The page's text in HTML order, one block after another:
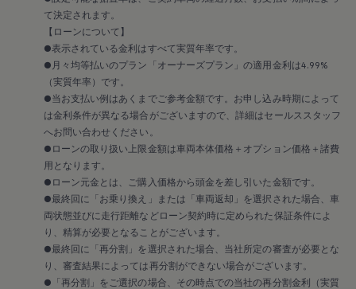
て決定されます。
【ローンについて】
●表示されている金利はすべて実質年率です。
●月々均等払いのプラン「オーナーズプラン」の適用金利は4.99%
（実質年率）です。
●当お支払い例はあくまでご参考金額です。お申し込み時期によって
は金利条件が異なる場合がございますので、詳細はセールススタッフ
へお問い合わせください。
●ローンの取り扱い上限金額は車両本体価格＋オプション価格＋諸費
用となります。
●ローン元金とは、ご購入価格から頭金を差し引いた金額です。
●最終回に「お乗り換え」または「車両返却」を選択された場合、車
両状態並びに走行距離などローン契約時に定められた保証条件によ
り、精算が必要となることがございます。
●最終回に「再分割」を選択された場合、当社所定の審査が必要とな
り、審査結果によっては再分割ができない場合がございます。
●「再分割」をご選択の場合、その時点での当社の再分割金利（実質